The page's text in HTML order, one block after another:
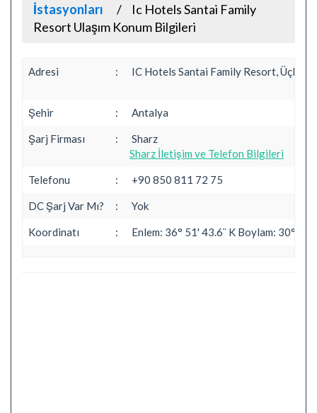
İstasyonları
Ic Hotels Santai Family
Resort Ulaşım Konum Bilgileri
Adresi : IC Hotels Santai Family Resort,
Şehir : Antalya
Şarj Firması :
Sharz
Sharz İletişim ve Telefon Bilgileri
Telefonu : +90 850 811 72 75
DC Şarj Var Mı? : Yok
Koordinatı : Enlem: 36° 51' 43.6¨ K Boylam: 30° 59'